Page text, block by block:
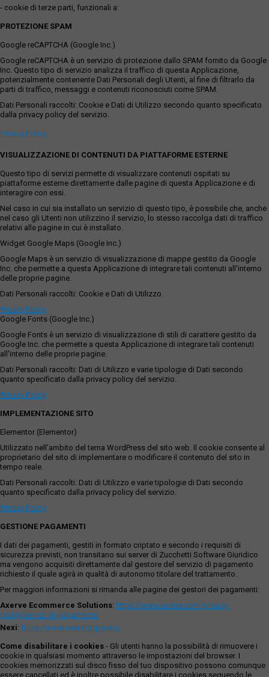
- cookie di terze parti, funzionali a:
PROTEZIONE SPAM
Google reCAPTCHA (Google Inc.)
Google reCAPTCHA è un servizio di protezione dallo SPAM fornito da Google
Inc. Questo tipo di servizio analizza il traffico di questa Applicazione,
potenzialmente contenente Dati Personali degli Utenti, al fine di filtrarlo da
parti di traffico, messaggi e contenuti riconosciuti come SPAM.
Dati Personali raccolti: Cookie e Dati di Utilizzo secondo quanto specificato
dalla privacy policy del servizio.
Privacy Policy
VISUALIZZAZIONE DI CONTENUTI DA PIATTAFORME ESTERNE
Questo tipo di servizi permette di visualizzare contenuti ospitati su
piattaforme esterne direttamente dalle pagine di questa Applicazione e di
interagire con essi.
Nel caso in cui sia installato un servizio di questo tipo, è possibile che, anche
nel caso gli Utenti non utilizzino il servizio, lo stesso raccolga dati di traffico
relativi alle pagine in cui è installato.
Widget Google Maps (Google Inc.)
Google Maps è un servizio di visualizzazione di mappe gestito da Google
Inc. che permette a questa Applicazione di integrare tali contenuti all'interno
delle proprie pagine.
Dati Personali raccolti: Cookie e Dati di Utilizzo.
Privacy Policy
Google Fonts (Google Inc.)
Google Fonts è un servizio di visualizzazione di stili di carattere gestito da
Google Inc. che permette a questa Applicazione di integrare tali contenuti
all'interno delle proprie pagine.
Dati Personali raccolti: Dati di Utilizzo e varie tipologie di Dati secondo
quanto specificato dalla privacy policy del servizio.
Privacy Policy
IMPLEMENTAZIONE SITO
Elementor (Elementor)
Utilizzato nell'ambito del tema WordPress del sito web. Il cookie consente al
proprietario del sito di implementare o modificare il contenuto del sito in
tempo reale.
Dati Personali raccolti: Dati di Utilizzo e varie tipologie di Dati secondo
quanto specificato dalla privacy policy del servizio.
Privacy Policy
GESTIONE PAGAMENTI
I dati dei pagamenti, gestiti in formato criptato e secondo i requisiti di
sicurezza previsti, non transitano sui server di Zucchetti Software Giuridico
ma vengono acquisiti direttamente dal gestore del servizio di pagamento
richiesto il quale agirà in qualità di autonomo titolare del trattamento.
Per maggiori informazioni si rimanda alle pagine dei gestori dei pagamenti:
Axerve Ecommerce Solutions: https://www.axerve.com/privacy-
policy/servizi-di-pagamento
Nexi: https://www.nexi.it/it/privacy
Come disabilitare i cookies - Gli utenti hanno la possibilità di rimuovere i
cookie in qualsiasi momento attraverso le impostazioni del browser. I
cookies memorizzati sul disco fisso del tuo dispositivo possono comunque
essere cancellati ed è inoltre possibile disabilitare i cookies seguendo le